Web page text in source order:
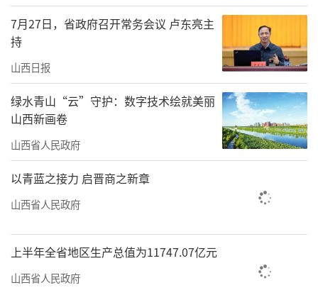
况、安全生产治本攻坚三年行动推进情况、事
故多发地区和行业领域、群众反映和职工报告
的问题隐患线索，通过座谈问询、明查暗访、
调阅资料、个别谈话、隐患曝光、专家指导服
务等方式，客观真实反映有关工作实效。严格
落实中央整治形式主义为基层减负要求，注重
提高考核巡查质效，对重大事故隐患和问题严
肃追责问责。希望山西省以此次考核巡查为契
机，进一步压紧压实各方责任，持续改进和加
生，以高水平安全保障高质量发展。
卢东亮表示，
此次考核巡查是对我省安全
7月27日，省政府召开常务会议 卢东亮主
持
山西日报
绿水青山“云”守护：数字技术绘就美丽
山西新画卷
山西省人民政府
以青蓝之接力 启晋商之新章
山西省人民政府
上半年全省地区生产总值为11747.07亿元
山西省人民政府